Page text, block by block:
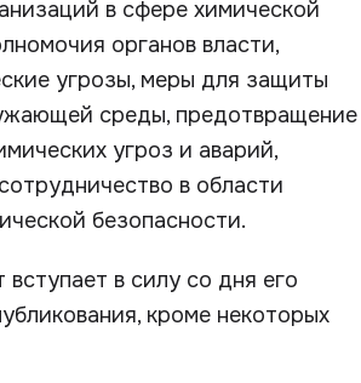
в сфере химической
органов власти,
угрозы, меры для защиты
среды, предотвращение
угроз и аварий,
в области
безопасности.
в силу со дня его
кроме некоторых